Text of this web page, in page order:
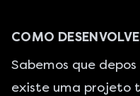
COMO
Sabemos que
existe uma projeto